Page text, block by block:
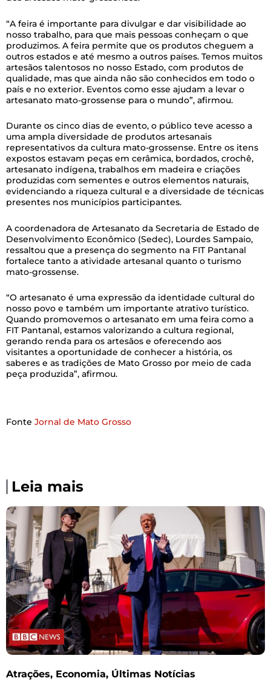
“A feira é importante para divulgar e dar visibilidade ao
nosso trabalho, para que mais pessoas conheçam o que
produzimos. A feira permite que os produtos cheguem a
outros estados e até mesmo a outros países. Temos muitos
artesãos talentosos no nosso Estado, com produtos de
qualidade, mas que ainda não são conhecidos em todo o
país e no exterior. Eventos como esse ajudam a levar o
artesanato mato-grossense para o mundo”, afirmou.
Durante os cinco dias de evento, o público teve acesso a
uma ampla diversidade de produtos artesanais
representativos da cultura mato-grossense. Entre os itens
expostos estavam peças em cerâmica, bordados, crochê,
artesanato indígena, trabalhos em madeira e criações
produzidas com sementes e outros elementos naturais,
evidenciando a riqueza cultural e a diversidade de técnicas
presentes nos municípios participantes.
A coordenadora de Artesanato da Secretaria de Estado de
Desenvolvimento Econômico (Sedec), Lourdes Sampaio,
ressaltou que a presença do segmento na FIT Pantanal
fortalece tanto a atividade artesanal quanto o turismo
mato-grossense.
“O artesanato é uma expressão da identidade cultural do
nosso povo e também um importante atrativo turístico.
Quando promovemos o artesanato em uma feira como a
FIT Pantanal, estamos valorizando a cultura regional,
gerando renda para os artesãos e oferecendo aos
visitantes a oportunidade de conhecer a história, os
saberes e as tradições de Mato Grosso por meio de cada
peça produzida”, afirmou.
Fonte Jornal de Mato Grosso
Leia mais
Atrações, Economia, Últimas Notícias